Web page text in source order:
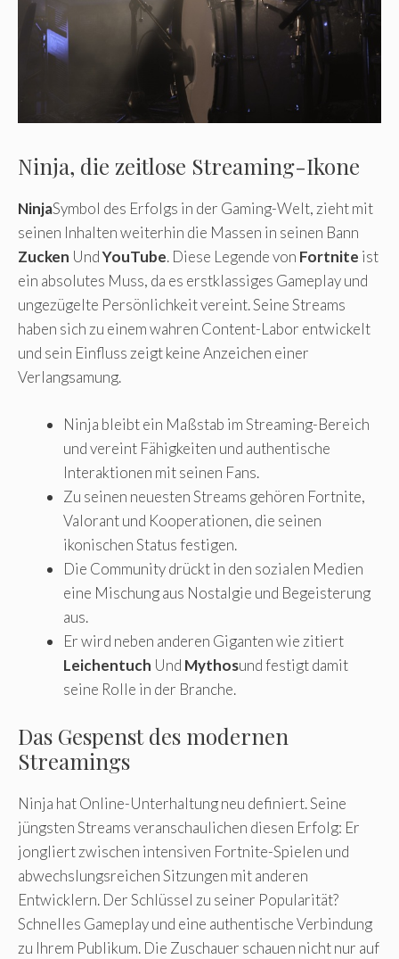
Ninja, die zeitlose Streaming-Ikone
NinjaSymbol des Erfolgs in der Gaming-Welt, zieht mit
seinen Inhalten weiterhin die Massen in seinen Bann
Zucken UndYouTube. Diese Legende von Fortnite ist
ein absolutes Muss, da es erstklassiges Gameplay und
ungezügelte Persönlichkeit vereint. Seine Streams
haben sich zu einem wahren Content-Labor entwickelt
und sein Einfluss zeigt keine Anzeichen einer
Verlangsamung.
Ninja bleibt ein Maßstab im Streaming-Bereich
und vereint Fähigkeiten und authentische
Interaktionen mit seinen Fans.
Zu seinen neuesten Streams gehören Fortnite,
Valorant und Kooperationen, die seinen
ikonischen Status festigen.
Die Community drückt in den sozialen Medien
eine Mischung aus Nostalgie und Begeisterung
aus.
Er wird neben anderen Giganten wie zitiert
Leichentuch Und Mythosund festigt damit
seine Rolle in der Branche.
Das Gespenst des modernen
Streamings
Ninja hat Online-Unterhaltung neu definiert. Seine
jüngsten Streams veranschaulichen diesen Erfolg: Er
jongliert zwischen intensiven Fortnite-Spielen und
abwechslungsreichen Sitzungen mit anderen
Entwicklern. Der Schlüssel zu seiner Popularität?
Schnelles Gameplay und eine authentische Verbindung
zu Ihrem Publikum. Die Zuschauer schauen nicht nur auf